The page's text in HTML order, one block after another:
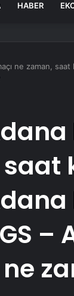
HABER
ne zaman,
–